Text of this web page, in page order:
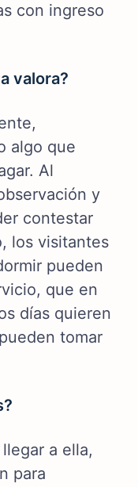
con ingreso
valora?
algo que
Al
y
contestar
los visitantes
pueden
que en
días quieren
tomar
a ella,
para